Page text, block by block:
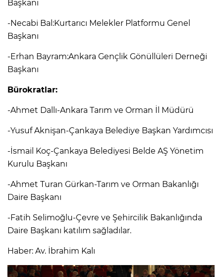
Başkanı
-Necabi Bal:Kurtarıcı Melekler Platformu Genel
Başkanı
-Erhan Bayram:Ankara Gençlik Gönüllüleri Derneği
Başkanı
Bürokratlar:
-Ahmet Dallı-Ankara Tarım ve Orman İl Müdürü
-Yusuf Aknişan-Çankaya Belediye Başkan Yardımcısı
-İsmail Koç-Çankaya Belediyesi Belde AŞ Yönetim
Kurulu Başkanı
-Ahmet Turan Gürkan-Tarım ve Orman Bakanlığı
Daire Başkanı
-Fatih Selimoğlu-Çevre ve Şehircilik Bakanlığında
Daire Başkanı katılım sağladılar.
Haber: Av. İbrahim Kalı